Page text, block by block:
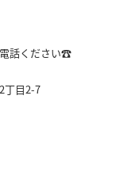
話ください☎️
丁目2-7